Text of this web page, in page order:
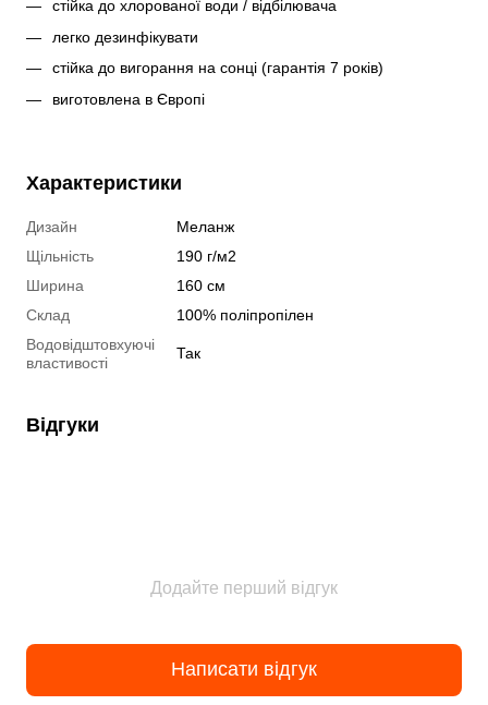
стійка до хлорованої води / відбілювача
легко дезинфікувати
стійка до вигорання на сонці (гарантія 7 років)
виготовлена в Європі
Характеристики
Дизайн
Меланж
Щільність
190 г/м2
Ширина
160 см
Склад
100% поліпропілен
Водовідштовхуючі
властивості
Так
Відгуки
Додайте перший відгук
Написати відгук